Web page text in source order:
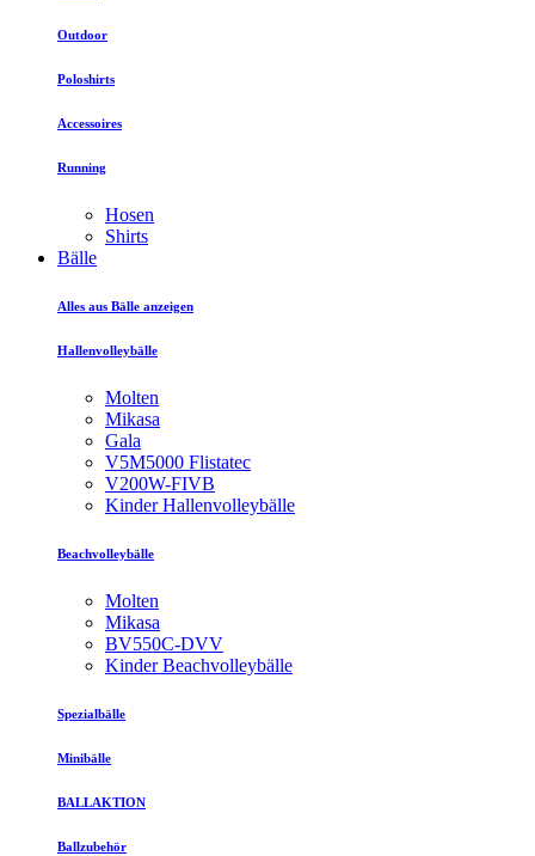
Outdoor
Poloshirts
Accessoires
Running
Hosen
Shirts
Bälle
Alles aus Bälle anzeigen
Hallenvolleybälle
Molten
Mikasa
Gala
V5M5000 Flistatec
V200W-FIVB
Kinder Hallenvolleybälle
Beachvolleybälle
Molten
Mikasa
BV550C-DVV
Kinder Beachvolleybälle
Spezialbälle
Minibälle
BALLAKTION
Ballzubehör